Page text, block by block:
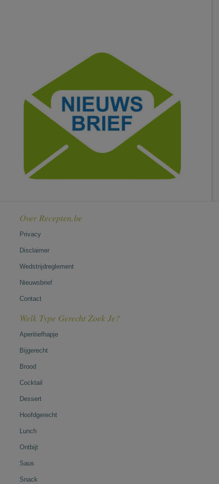
Over Recepten.be
Privacy
Disclaimer
Wedstrijdreglement
Nieuwsbrief
Contact
Welk Type Gerecht Zoek Je?
Aperitiefhapje
Bijgerecht
Brood
Cocktail
Dessert
Hoofdgerecht
Lunch
Ontbijt
Saus
Snack